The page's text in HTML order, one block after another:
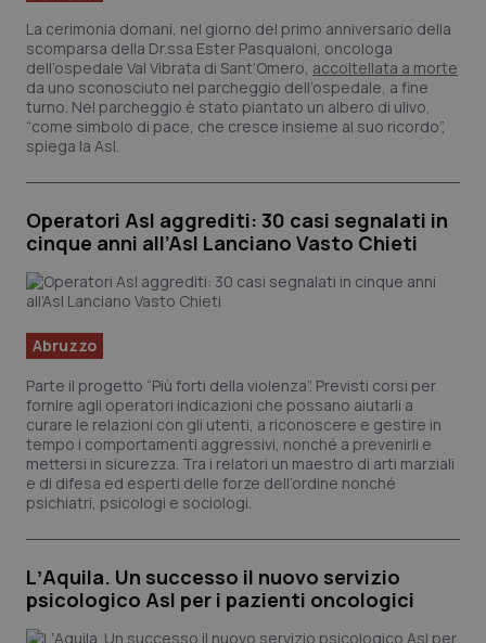
La cerimonia domani, nel giorno del primo anniversario della
scomparsa della Dr.ssa Ester Pasqualoni, oncologa
dell’ospedale Val Vibrata di Sant’Omero, accoltellata a morte
da uno sconosciuto nel parcheggio dell’ospedale, a fine
turno. Nel parcheggio è stato piantato un albero di ulivo,
“come simbolo di pace, che cresce insieme al suo ricordo”,
spiega la Asl.
Operatori Asl aggrediti: 30 casi segnalati in
cinque anni all’Asl Lanciano Vasto Chieti
Abruzzo
Parte il progetto “Più forti della violenza”. Previsti corsi per
fornire agli operatori indicazioni che possano aiutarli a
curare le relazioni con gli utenti, a riconoscere e gestire in
tempo i comportamenti aggressivi, nonché a prevenirli e
mettersi in sicurezza. Tra i relatori un maestro di arti marziali
e di difesa ed esperti delle forze dell’ordine nonché
psichiatri, psicologi e sociologi.
LʼAquila. Un successo il nuovo servizio
psicologico Asl per i pazienti oncologici